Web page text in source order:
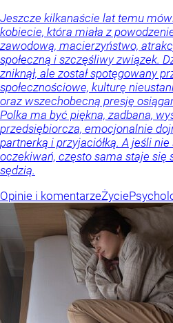
Jeszcze kilkanaście lat temu
kobiecie, która miała z
zawodową, macierzyństwo,
społeczną i szczęśliwy związek.
zniknął, ale został spotęgowany
społecznościowe, kulturę
oraz wszechobecną presję
Polka ma być piękna, zadbana,
przedsiębiorcza, emocjonalnie
partnerką i przyjaciółką. A jeśli
oczekiwań, często sama staje się
sędzią.
Opinie i komentarzeŻycie